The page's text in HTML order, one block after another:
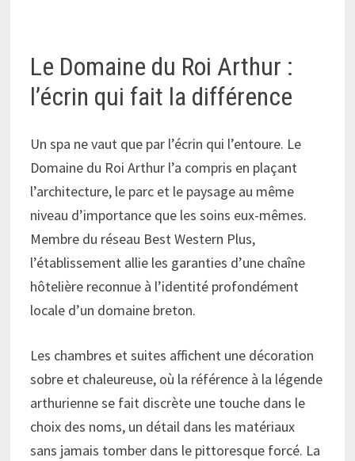
Le Domaine du Roi Arthur :
l’écrin qui fait la différence
Un spa ne vaut que par l’écrin qui l’entoure. Le
Domaine du Roi Arthur l’a compris en plaçant
l’architecture, le parc et le paysage au même
niveau d’importance que les soins eux-mêmes.
Membre du réseau Best Western Plus,
l’établissement allie les garanties d’une chaîne
hôtelière reconnue à l’identité profondément
locale d’un domaine breton.
Les chambres et suites affichent une décoration
sobre et chaleureuse, où la référence à la légende
arthurienne se fait discrète une touche dans le
choix des noms, un détail dans les matériaux
sans jamais tomber dans le pittoresque forcé. La